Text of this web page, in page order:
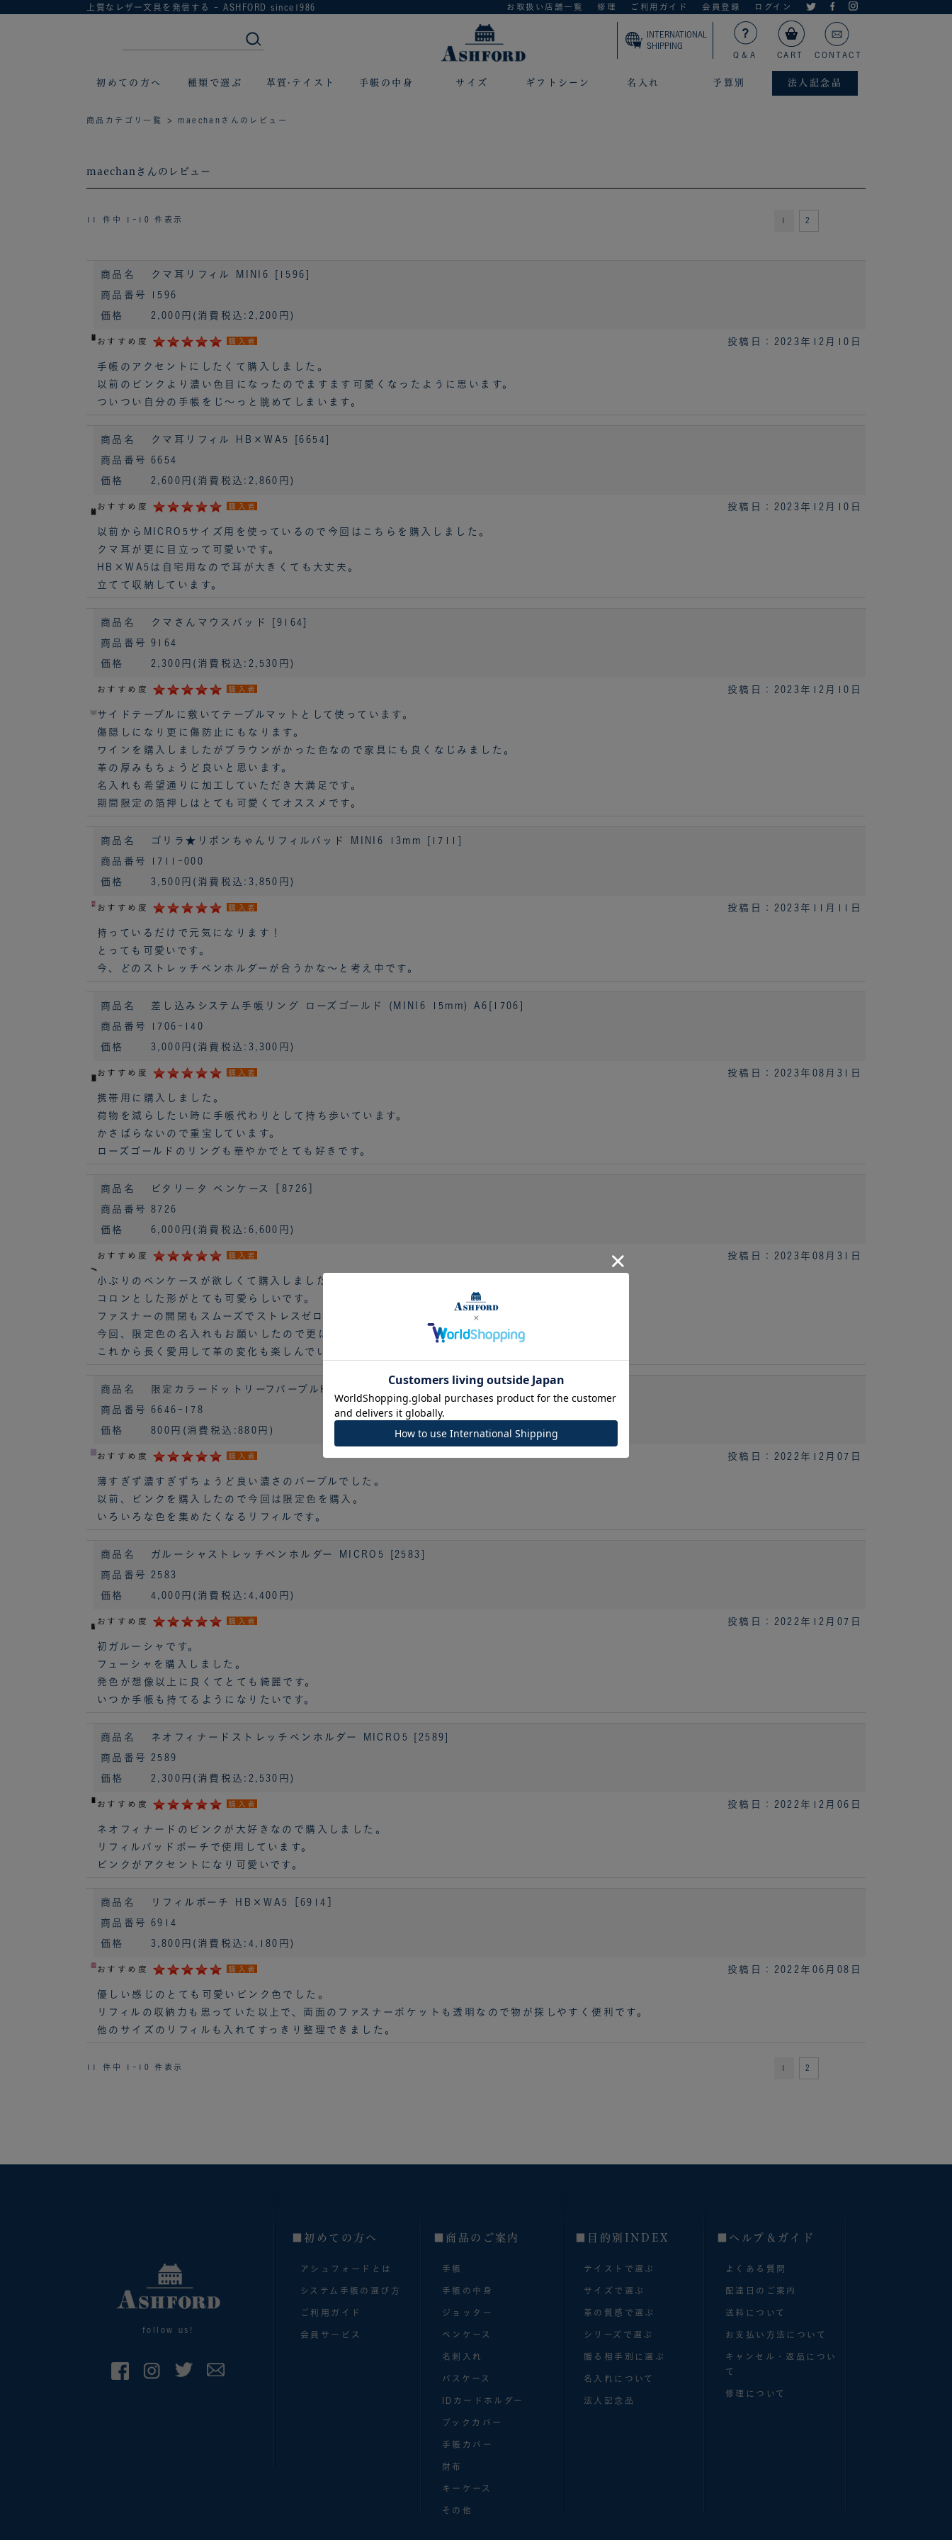
上質なレザー文具を発信する - ASHFORD since1986 お取扱い店舗一覧 修理 ご利用ガイド 会員登録 ログイン
INTERNATIONAL
SHIPPING
Q＆A
CART CONTACT
初めての方へ 種類で選ぶ 革質·テイスト 手帳の中身 サイズ ギフトシーン 名入れ 予算別 法人記念品
商品カテゴリ一覧 > maechanさんのレビュー
maechanさんのレビュー
11 件中 1-10 件表示 2
商品名 クマ耳リフィル MINI6 [1596]
商品番号 1596
価格 2,000円 (消費税込:2,200円)
投稿日：2023年12月10日
おすすめ度 購入者
手帳のアクセントにしたくて購入しました。
以前のピンクより濃い色目になったのでますます可愛くなったように思います。
ついつい自分の手帳をじ～っと眺めてしまいます。
商品名 クマ耳リフィル HB×WA5 [6654]
商品番号 6654
価格 2,600円 (消費税込:2,860円)
投稿日：2023年12月10日
おすすめ度 購入者
以前からMICRO5サイズ用を使っているので今回はこちらを購入しました。
クマ耳が更に目立って可愛いです。
HB×WA5は自宅用なので耳が大きくても大丈夫。
立てて収納しています。
商品名 クマさんマウスパッド [9164]
商品番号 9164
価格 2,300円 (消費税込:2,530円)
投稿日：2023年12月10日
おすすめ度 購入者
サイドテーブルに敷いてテーブルマットとして使っています。
傷隠しになり更に傷防止にもなります。
ワインを購入しましたがブラウンがかった色なので家具にも良くなじみました。
革の厚みもちょうど良いと思います。
名入れも希望通りに加工していただき大満足です。
期間限定の箔押しはとても可愛くてオススメです。
商品名 ゴリラ★リボンちゃんリフィルパッド MINI6 13mm [1711]
商品番号 1711-000
価格 3,500円 (消費税込:3,850円)
投稿日：2023年11月11日
おすすめ度 購入者
持っているだけで元気になります！
とっても可愛いです。
今、どのストレッチペンホルダーが合うかな～と考え中です。
商品名 差し込みシステム手帳リング ローズゴールド (MINI6 15mm) A6[1706]
商品番号 1706-140
価格 3,000円 (消費税込:3,300円)
投稿日：2023年08月31日
おすすめ度 購入者
携帯用に購入しました。
荷物を減らしたい時に手帳代わりとして持ち歩いています。
かさばらないので重宝しています。
ローズゴールドのリングも華やかでとても好きです。
商品名 ビタリータ ペンケース［8726］
商品番号 8726
価格 6,000円 (消費税込:6,600円)
投稿日：2023年08月31日
おすすめ度 購入者
小ぶりのペンケースが欲しくて購入しました。
コロンとした形がとても可愛らしいです。
ファスナーの開閉もスムーズでストレスゼロです。
今回、限定色の名入れもお願いしたので更に可愛くなりました♪
これから長く愛用して革の変化も楽しんでいきたいです。
商品名 限定カラードットリーフパープルHB×WA5[6646]
商品番号 6646-178
価格 800円 (消費税込:880円)
投稿日：2022年12月07日
おすすめ度 購入者
薄すぎず濃すぎずちょうど良い濃さのパープルでした。
以前、ピンクを購入したので今回は限定色を購入。
いろいろな色を集めたくなるリフィルです。
商品名 ガルーシャストレッチペンホルダー MICRO5 [2583]
商品番号 2583
価格 4,000円 (消費税込:4,400円)
投稿日：2022年12月07日
おすすめ度 購入者
初ガルーシャです。
フューシャを購入しました。
発色が想像以上に良くてとても綺麗です。
いつか手帳も持てるようになりたいです。
商品名 ネオフィナードストレッチペンホルダー MICRO5 [2589]
商品番号 2589
価格 2,300円 (消費税込:2,530円)
投稿日：2022年12月06日
おすすめ度 購入者
ネオフィナードのピンクが大好きなので購入しました。
リフィルパッドポーチで使用しています。
ピンクがアクセントになり可愛いです。
商品名 リフィルポーチ HB×WA5［6914］
商品番号 6914
価格 3,800円 (消費税込:4,180円)
投稿日：2022年06月08日
おすすめ度 購入者
優しい感じのとても可愛いピンク色でした。
リフィルの収納力も思っていた以上で、両面のファスナーポケットも透明なので物が探しやすく便利です。
他のサイズのリフィルも入れてすっきり整理できました。
11 件中 1-10 件表示 2
follow us!
■初めての方へ
アシュフォードとは
システム手帳の選び方
ご利用ガイド
会員サービス
■商品のご案内
手帳
手帳の中身
ジョッター
ペンケース
名刺入れ
パスケース
IDカードホルダー
ブックカバー
手帳カバー
財布
キーケース
その他
■目的別INDEX
テイストで選ぶ
サイズで選ぶ
革の質感で選ぶ
シリーズで選ぶ
贈る相手別に選ぶ
名入れについて
法人記念品
■へルプ＆ガイド
よくある質問
配達日のご案内
送料について
お支払い方法について
キャンセル・返品につい
て
修理について